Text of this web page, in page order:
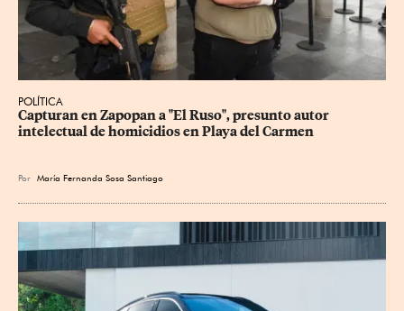
POLÍTICA
Capturan en Zapopan a "El Ruso", presunto autor
intelectual de homicidios en Playa del Carmen
Por María Fernanda Sosa Santiago